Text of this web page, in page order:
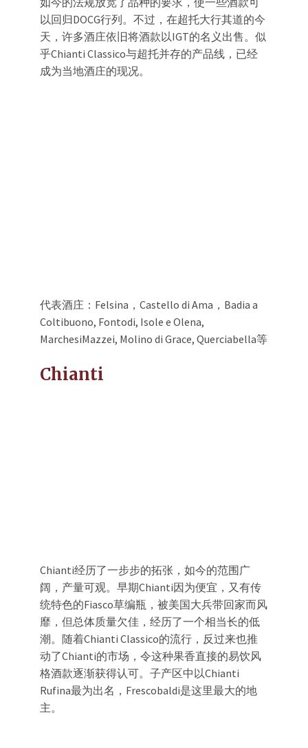
以回归DOCG行列。不过，在超托大行其道的今
天，许多酒庄依旧将酒款以IGT的名义出售。似
乎Chianti Classico与超托并存的产品线，已经
成为当地酒庄的现况。
代表酒庄：Felsina，Castello di Ama，Badia a
Coltibuono, Fontodi, Isole e Olena,
MarchesiMazzei, Molino di Grace, Querciabella等
Chianti
Chianti经历了一步步的拓张，如今的范围广
阔，产量可观。早期Chianti因为便宜，又有传
统特色的Fiasco草编瓶，被美国大兵带回家而风
靡，但总体质量欠佳，经历了一个相当长的低
潮。随着Chianti Classico的流行，反过来也推
动了Chianti的市场，令这种果香直接的易饮风
格酒款逐渐获得认可。子产区中以Chianti
Rufina最为出名，Frescobaldi是这里最大的地
主。